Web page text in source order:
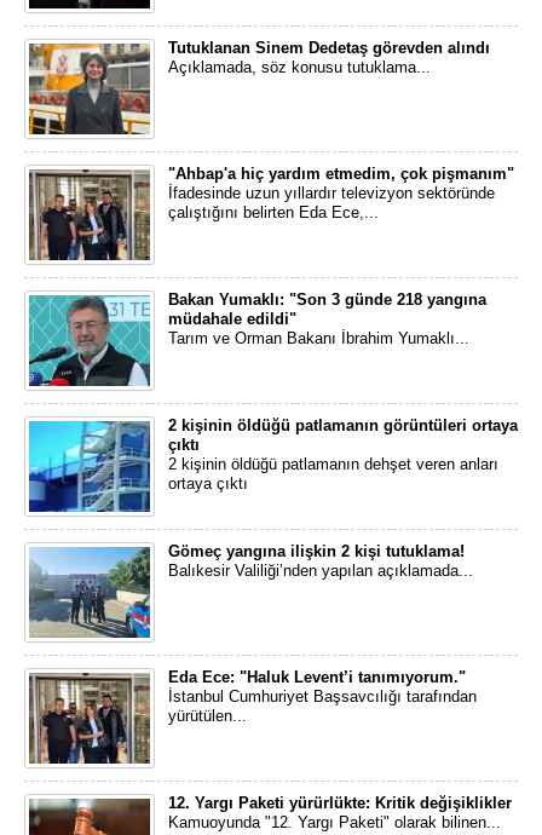
Tutuklanan Sinem Dedetaş görevden alındı
Açıklamada, söz konusu tutuklama...
"Ahbap'a hiç yardım etmedim, çok pişmanım"
İfadesinde uzun yıllardır televizyon sektöründe
çalıştığını belirten Eda Ece,...
Bakan Yumaklı: "Son 3 günde 218 yangına
müdahale edildi"
Tarım ve Orman Bakanı İbrahim Yumaklı...
2 kişinin öldüğü patlamanın görüntüleri ortaya
çıktı
2 kişinin öldüğü patlamanın dehşet veren anları
ortaya çıktı
Gömeç yangına ilişkin 2 kişi tutuklama!
Balıkesir Valiliği’nden yapılan açıklamada...
Eda Ece: "Haluk Levent’i tanımıyorum."
İstanbul Cumhuriyet Başsavcılığı tarafından
yürütülen...
12. Yargı Paketi yürürlükte: Kritik değişiklikler
Kamuoyunda "12. Yargı Paketi" olarak bilinen...